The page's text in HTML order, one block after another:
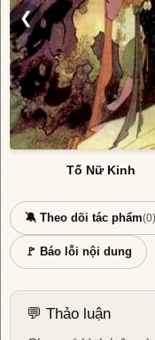
❮
Tố Nữ Kinh
🔕 Theo dõi tác phẩm(0)
🚩 Báo lỗi nội dung
💬 Thảo luận